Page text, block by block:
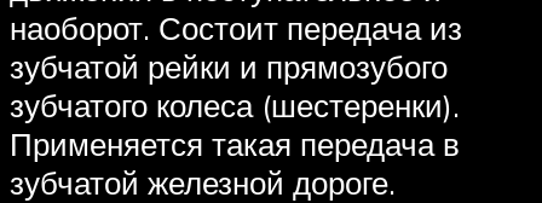
наоборот. Состоит передача из
зубчатой рейки и прямозубого
зубчатого колеса (шестеренки).
Применяется такая передача в
зубчатой железной дороге.